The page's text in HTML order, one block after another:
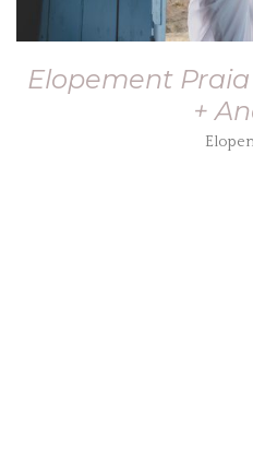
Elopement
+